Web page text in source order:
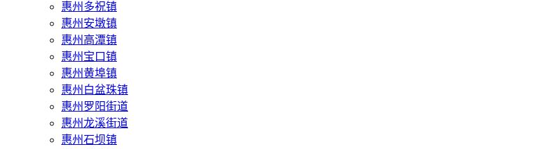
惠州多祝镇
惠州安墩镇
惠州高潭镇
惠州宝口镇
惠州黄埠镇
惠州白盆珠镇
惠州罗阳街道
惠州龙溪街道
惠州石坝镇